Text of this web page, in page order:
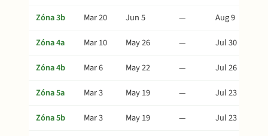
Zóna 3b
Mar 20 Jun 5 —
Aug 9
Zóna 4a
Mar 10 May 26 —
Jul 30
Zóna 4b
Mar 6 May 22 —
Jul 26
Zóna 5a
Mar 3 May 19 —
Jul 23
Zóna 5b
Mar 3 May 19 —
Jul 23